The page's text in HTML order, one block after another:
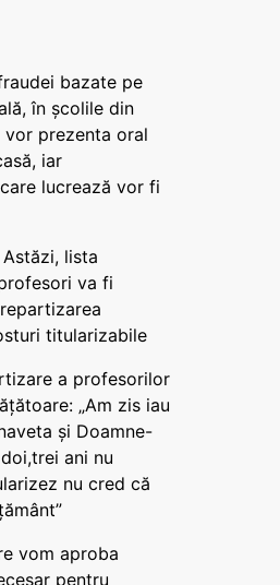
bazate pe
în școlile din
vor prezenta oral
iar
lucrează vor fi
lista
va fi
titularizabile
a profesorilor
„Am zis iau
și Doamne-
ani nu
nu cred că
vom aproba
pentru